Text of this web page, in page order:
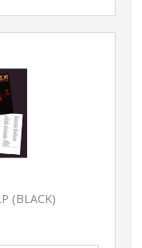
(BLACK)